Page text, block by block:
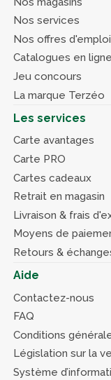
Nos services
Nos offres d'emploi
Catalogues en ligne
Jeu concours
La marque Terzéo
Les services
Carte avantages
Carte PRO
Cartes cadeaux
Retrait en magasin
Livraison & frais
Moyens de
Retours &
Aide
Contactez-nous
FAQ
Conditions
Législation sur la
Système